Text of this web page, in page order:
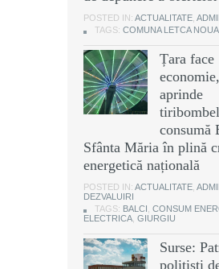
POSTED IN: ACTUALITATE,
TAGS: COMUNA LETCA NOUA
Țara face
aprinde
consumă
Sfânta Măria în plină
energetică națională
POSTED IN: ACTUALITATE,
DEZVALUIRI
TAGS: BALCI , CONSUM
ELECTRICA, GIURGIU
Surse:
polițiști